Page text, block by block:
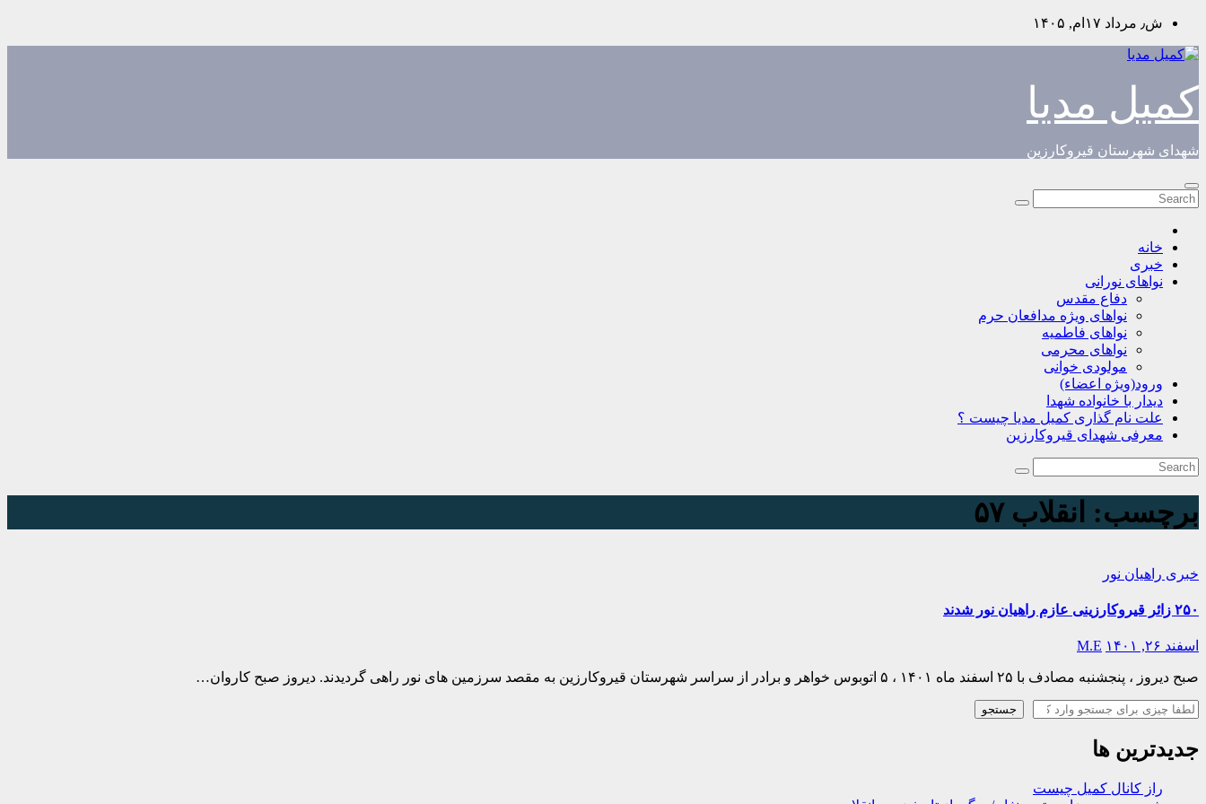
Skip
content
ش٫ مرداد ۱۷ام, ۱۴۰۵
کمیل مدیا
شهدای شهرستان قیروکارزین
خانه
خبری
نواهای نورانی
دفاع مقدس
نواهای ویژه مدافعان حرم
نواهای فاطمیه
نواهای محرمی
مولودی خوانی
ورود(ویژه اعضاء)
دیدار با خانواده شهدا
علت نام گذاری کمیل مدیا چیست ؟
معرفی شهدای قیروکارزین
برچسب: انقلاب ۵۷
خبری راهیان نور
۲۵۰ زائر قیروکارزینی عازم راهیان نور شدند
اسفند ۲۶, ۱۴۰۱ M.E
صبح دیروز ، پنجشنبه مصادف با ۲۵ اسفند ماه ۱۴۰۱ ، ۵ اتوبوس خواهر و برادر از سراسر شهرستان قیروکارزین به مقصد سرزمین های نور راهی گردیدند. دیروز صبح کاروان…
جستجو
جستجو
جدیدترین ها
راز کانال کمیل چیست